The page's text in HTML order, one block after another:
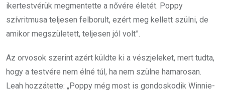
ikertestvérük megmentette a nővére életét. Poppy
szívritmusa teljesen felborult, ezért meg kellett szülni, de
amikor megszületett, teljesen jól volt”.
Az orvosok szerint azért küldte ki a vészjeleket, mert tudta,
hogy a testvére nem élné túl, ha nem szülne hamarosan.
Leah hozzátette: „Poppy még most is gondoskodik Winnie-